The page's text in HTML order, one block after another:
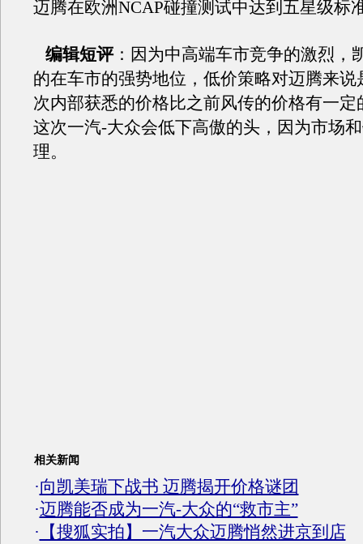
迈腾在欧洲NCAP碰撞测试中达到五星级标
编辑短评：因为中高端车市竞争的激烈，
的在车市的强势地位，低价策略对迈腾来说
次内部获悉的价格比之前风传的价格有一定
这次一汽-大众会低下高傲的头，因为市场
理。
相关新闻
·向凯美瑞下战书 迈腾揭开价格谜团
·迈腾能否成为一汽-大众的“救市主”
· 【搜狐实拍】一汽大众迈腾悄然进京到店